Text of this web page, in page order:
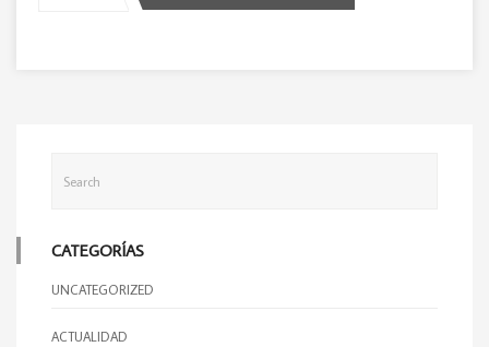
CATEGORÍAS
UNCATEGORIZED
ACTUALIDAD